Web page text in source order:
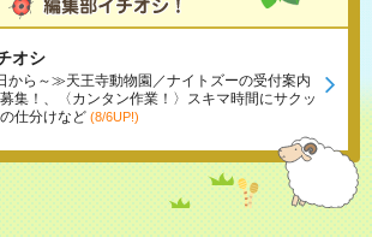
オシ
から～≫天王寺動物園／ナイトズーの受付案内
集！、〈カンタン作業！〉スキマ時間にサクッ
仕分けなど (8/6UP!)